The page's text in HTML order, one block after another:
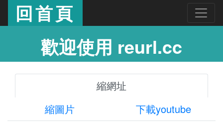
回首頁
歡迎使用 reurl.cc
縮網址
縮圖片
下載youtube